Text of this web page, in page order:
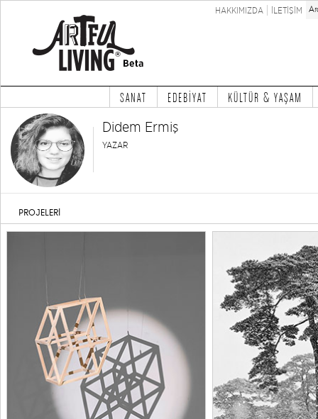
HAKKIMIZDA İLETİŞİM
SANAT EDEBİYAT KÜLTÜR & YAŞAM
Didem Ermiş
YAZAR
PROJELERİ